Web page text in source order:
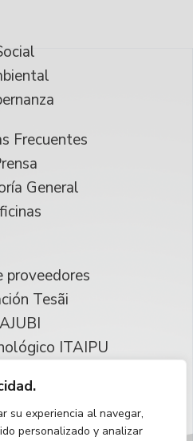
su experiencia al navegar,
personalizado y analizar
Frecuentes
General
proveedores
Tesãi
ITAIPU
los derechos